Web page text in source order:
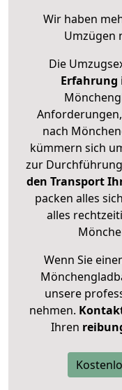
Wir haben
Umzügen
Die
Erfahrung
nach
kümmern sich
zur
den Transport
packen alles
alles
Wenn Sie
unsere
nehmen.
Ihren